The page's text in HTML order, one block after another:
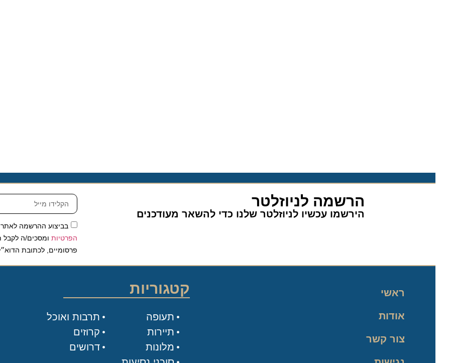
הרשמה לניוזלטר
הירשמו עכשיו לניוזלטר שלנו כדי להשאר מעודכנים
בביצוע ההרשמה לאתר,
הפרטיותומסכים/ה לקבל
פרסומיים, לכתובת הדוא״ל
ראשי
אודות
צור קשר
קטגוריות
תעופה
תיירות
מלונות
תרבות ואוכל
קרוזים
דרושים